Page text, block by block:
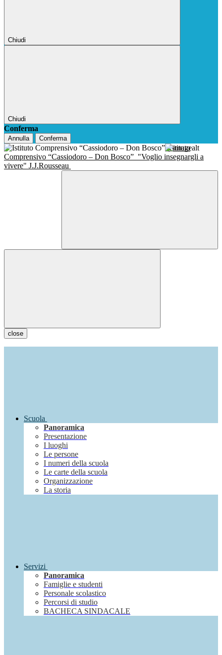
Chiudi
Chiudi
Conferma
Annulla Conferma
Istituto
Comprensivo “Cassiodoro – Don Bosco” "Voglio insegnargli a
vivere" J.J.Rousseau
close
Scuola
Panoramica
Presentazione
I luoghi
Le persone
I numeri della scuola
Le carte della scuola
Organizzazione
La storia
Servizi
Panoramica
Famiglie e studenti
Personale scolastico
Percorsi di studio
BACHECA SINDACALE